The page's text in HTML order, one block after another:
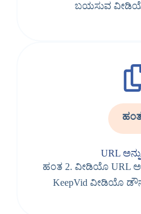
ಬಯಸುವ
URL
ಹಂತ 2. ವೀಡಿಯೊ URL
KeepVid ವೀಡಿಯೊ